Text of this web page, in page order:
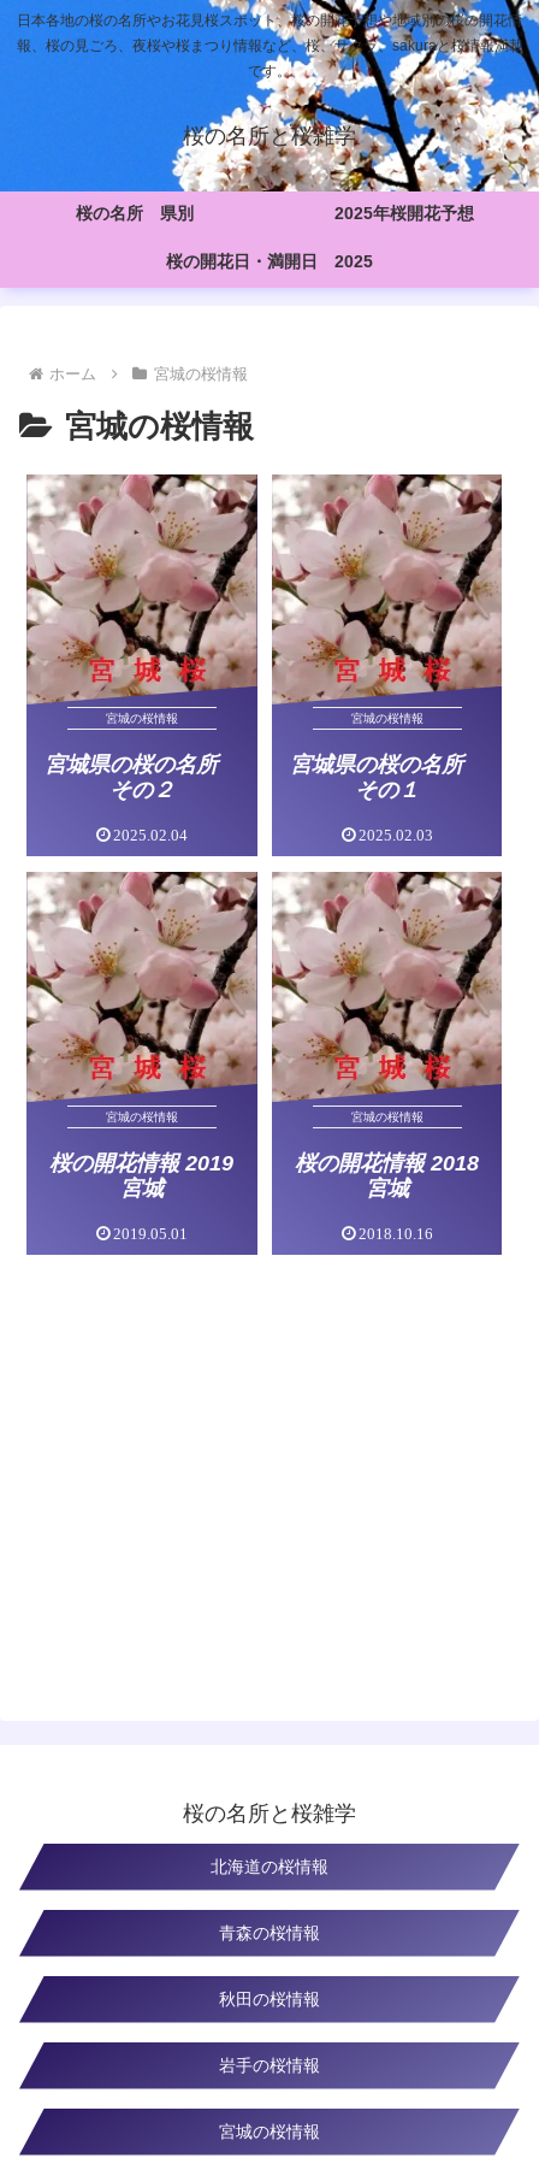
日本各地の桜の名所やお花見桜スポット、桜の開花予想や地域別の桜の開花情
報、桜の見ごろ、夜桜や桜まつり情報など、桜、サクラ、sakuraと桜情報満載
です。
桜の名所と桜雑学
桜の名所 県別 2025年桜開花予想
桜の開花日・満開日 2025
ホーム 宮城の桜情報
宮城の桜情報
宮城の桜情報
宮城県の桜の名所
その２
2025.02.04
宮城の桜情報
宮城県の桜の名所
その１
2025.02.03
宮城の桜情報
桜の開花情報 2019
宮城
2019.05.01
宮城の桜情報
桜の開花情報 2018
宮城
2018.10.16
桜の名所と桜雑学
北海道の桜情報
青森の桜情報
秋田の桜情報
岩手の桜情報
宮城の桜情報